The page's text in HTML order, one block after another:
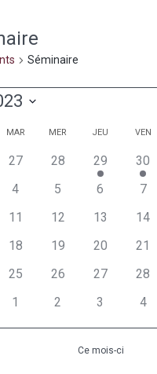
Séminaire
MAR MER JEU VEN
0
27
0
évènements
28
1
évènement
29
1
30
0
4
0
5
0
6
0
7
0
11
0
12
0
13
0
14
0
18
0
19
0
20
0
21
0
25
0
26
0
27
0
28
0
1
0
2
0
3
0
4
Ce mois-ci